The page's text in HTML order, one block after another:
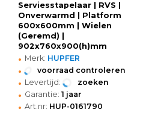
Serviesstapelaar | RVS |
Onverwarmd | Platform
600x600mm | Wielen
(Geremd) |
902x760x900(h)mm
• Merk: HUPFER
• voorraad controleren
• Levertijd: zoeken
• Garantie: 1 jaar
• Art.nr: HUP-0161790